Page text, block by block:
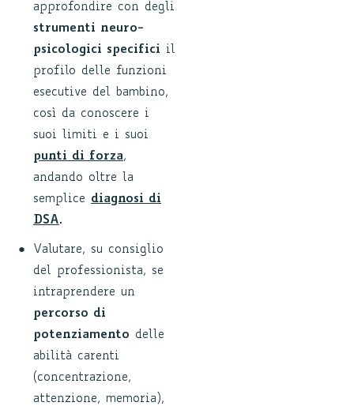
approfondire con degli
strumenti neuro-
psicologici specifici il
profilo delle funzioni
esecutive del bambino,
così da conoscere i
suoi limiti e i suoi
punti di forza,
andando oltre la
semplice diagnosi di
DSA.
Valutare, su consiglio
del professionista, se
intraprendere un
percorso di
potenziamento delle
abilità carenti
(concentrazione,
attenzione, memoria),